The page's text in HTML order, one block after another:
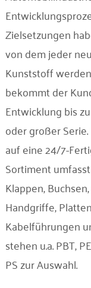
Zielsetzungen
von dem jeder
Kunststoff
bekommt der
Entwicklung bis
oder großer
auf eine 24/7-
Sortiment
Klappen,
Handgriffe,
Kabelführungen
stehen u.a. PBT,
PS zur Auswahl.